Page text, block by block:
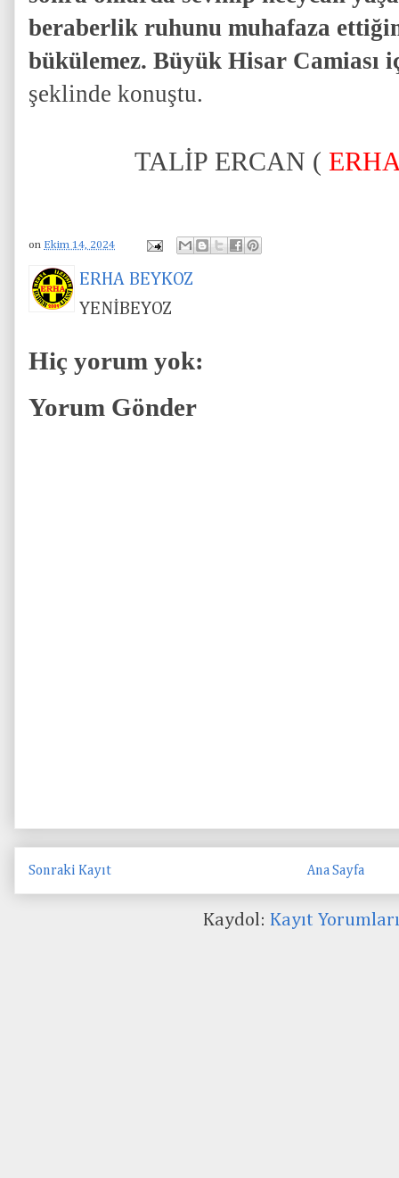
beraberlik ruhunu muhafaza
bükülemez. Büyük Hisar Camiası
şeklinde konuştu.
TALİP ERCAN (
on Ekim 14, 2024
ERHA BEYKOZ
YENİBEYOZ
Hiç yorum yok:
Yorum Gönder
Sonraki Kayıt Ana Sayfa
Kaydol: Kayıt